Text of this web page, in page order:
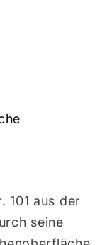
101 aus der
seine